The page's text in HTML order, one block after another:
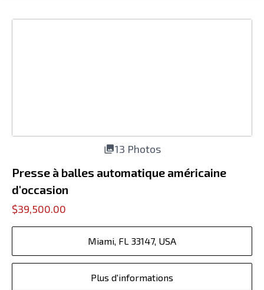
13 Photos
Presse à balles automatique américaine
d'occasion
$39,500.00
Miami, FL 33147, USA
Plus d'informations